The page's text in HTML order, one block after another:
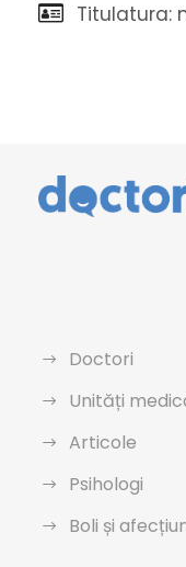
Titulatura:
Doctori
Unități
Articole
Psihologi
Boli și